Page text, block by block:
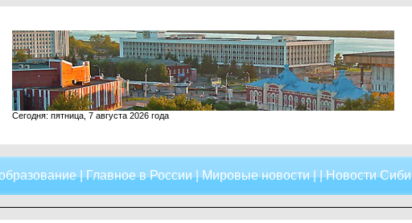
Сегодня: пятница, 7 августа 2026 года
|Главное в России|Мировые новости| |Новости